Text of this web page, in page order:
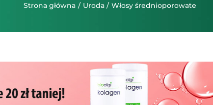
Strona główna Uroda Włosy średnioporowate